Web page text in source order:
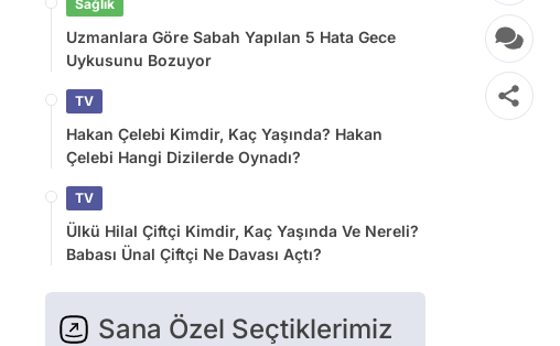
Sağlık
Uzmanlara Göre Sabah Yapılan 5 Hata Gece
Uykusunu Bozuyor
TV
Hakan Çelebi Kimdir, Kaç Yaşında? Hakan
Çelebi Hangi Dizilerde Oynadı?
TV
Ülkü Hilal Çiftçi Kimdir, Kaç Yaşında Ve Nereli?
Babası Ünal Çiftçi Ne Davası Açtı?
Sana Özel Seçtiklerimiz